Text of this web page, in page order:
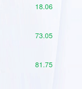
18.06
73.05
81.75